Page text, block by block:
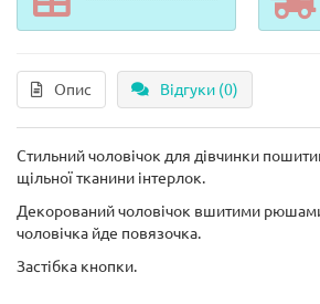
Опис Відгуки (0)
Стильний чоловічок для дівчинки
щільної тканини інтерлок.
Декорований чоловічок вшитими
чоловічка йде повязочка.
Застібка кнопки.